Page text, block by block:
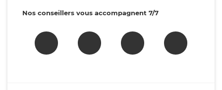
Nos conseillers vous accompagnent 7/7